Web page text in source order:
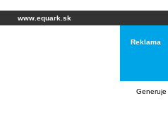
www.equark.sk
Reklama
Generuje